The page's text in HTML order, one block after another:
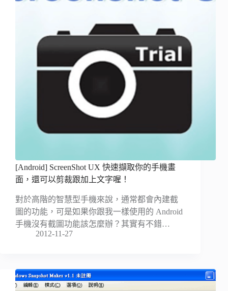
[Android] ScreenShot UX 快速擷取你的手機畫
面，還可以剪裁跟加上文字喔！
對於高階的智慧型手機來說，通常都會內建截
圖的功能，可是如果你跟我一樣使用的 Android
手機沒有截圖功能該怎麼辦？其實有不錯…
2012-11-27